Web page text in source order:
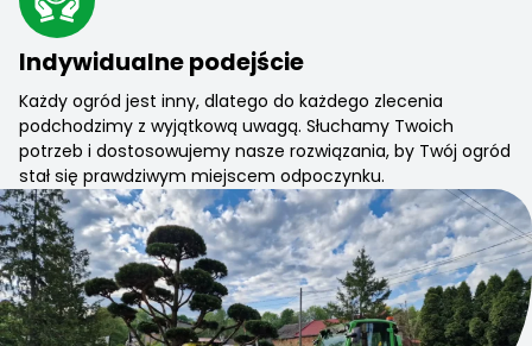
Indywidualne podejście
Każdy ogród jest inny, dlatego do każdego zlecenia
podchodzimy z wyjątkową uwagą. Słuchamy Twoich
potrzeb i dostosowujemy nasze rozwiązania, by Twój ogród
stał się prawdziwym miejscem odpoczynku.